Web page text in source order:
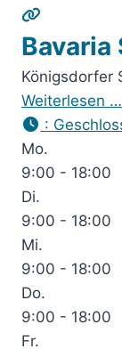
Bavaria
Königsdorfer
Weiterlesen …
:
Mo.
9:00 - 18:00
Di.
9:00 - 18:00
Mi.
9:00 - 18:00
Do.
9:00 - 18:00
Fr.